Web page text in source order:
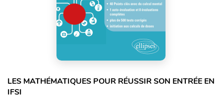
LES MATHÉMATIQUES POUR RÉUSSIR SON ENTRÉE EN
IFSI